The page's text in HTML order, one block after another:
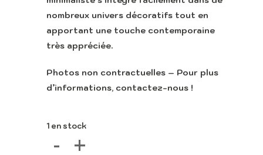
nombreux univers décoratifs tout en
apportant une touche contemporaine
très appréciée.
Photos non contractuelles – Pour plus
d’informations, contactez-nous !
1 en stock